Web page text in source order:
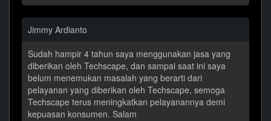
Jimmy Ardianto
Sudah hampir 4 tahun saya menggunakan jasa yang
diberikan oleh Techscape, dan sampai saat ini saya
belum menemukan masalah yang berarti dari
pelayanan yang diberikan oleh Techscape, semoga
Techscape terus meningkatkan pelayanannya demi
kepuasan konsumen. Salam